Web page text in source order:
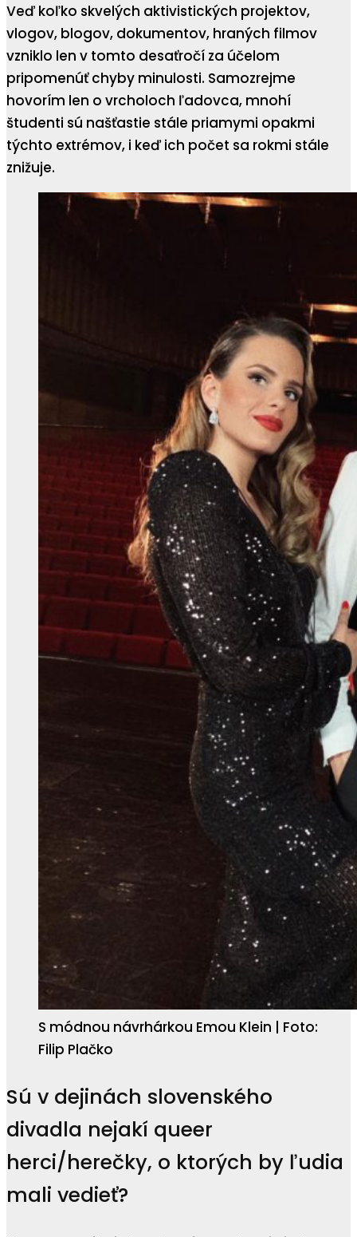
Veď koľko skvelých aktivistických projektov,
vlogov, blogov, dokumentov, hraných filmov
vzniklo len v tomto desaťročí za účelom
pripomenúť chyby minulosti. Samozrejme
hovorím len o vrcholoch ľadovca, mnohí
študenti sú našťastie stále priamymi opakmi
týchto extrémov, i keď ich počet sa rokmi stále
znižuje.
S módnou návrhárkou Emou Klein | Foto:
Filip Plačko
Sú v dejinách slovenského
divadla nejakí queer
herci/herečky, o ktorých by ľudia
mali vedieť?